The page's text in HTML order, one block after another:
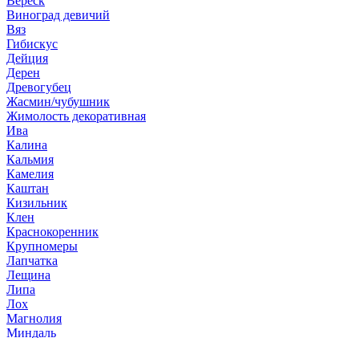
Виноград девичий
Вяз
Гибискус
Дейция
Дерен
Древогубец
Жасмин/чубушник
Жимолость декоративная
Ива
Калина
Кальмия
Камелия
Каштан
Кизильник
Клен
Краснокоренник
Крупномеры
Лапчатка
Лещина
Липа
Лох
Магнолия
Миндаль